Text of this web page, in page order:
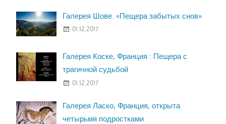
Галерея Шове. «Пещера забытых снов»
01.12.2017
Галерея Коске, Франция : Пещера с
трагичной судьбой
01.12.2017
Галерея Ласко, Франция, открыта
четырьмя подростками